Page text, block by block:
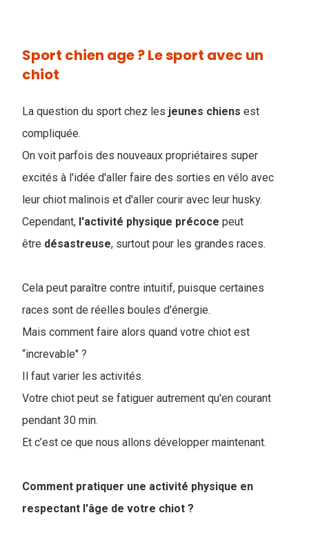
Sport chien age ? Le sport avec un
chiot
La question du sport chez les jeunes chiens est
compliquée.
On voit parfois des nouveaux propriétaires super
excités à l'idée d'aller faire des sorties en vélo avec
leur chiot malinois et d'aller courir avec leur husky.
Cependant, l'activité physique précoce peut
être désastreuse, surtout pour les grandes races.
Cela peut paraître contre intuitif, puisque certaines
races sont de réelles boules d'énergie.
Mais comment faire alors quand votre chiot est
“increvable" ?
Il faut varier les activités.
Votre chiot peut se fatiguer autrement qu'en courant
pendant 30 min.
Et c’est ce que nous allons développer maintenant.
Comment pratiquer une activité physique en
respectant l'âge de votre chiot ?